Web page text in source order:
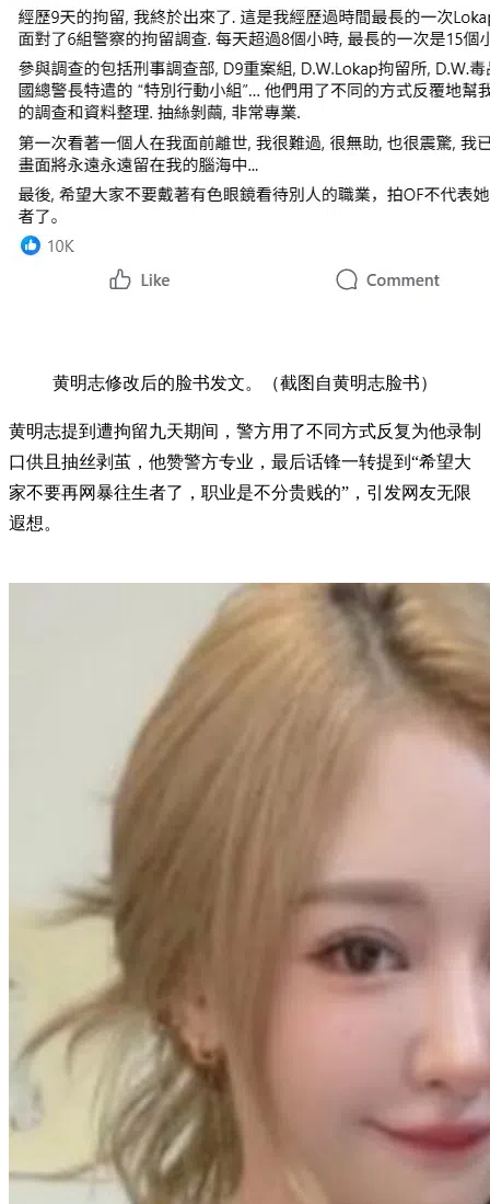
黄明志修改后的脸书发文。（截图自黄明志脸书）
黄明志提到遭拘留九天期间，警方用了不同方式反复为他录制
口供且抽丝剥茧，他赞警方专业，最后话锋一转提到“希望大
家不要再网暴往生者了，职业是不分贵贱的”，引发网友无限
遐想。